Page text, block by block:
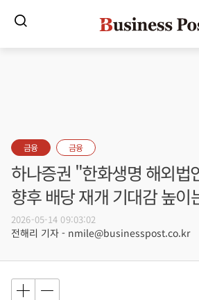
금융 금융
하나증권 "한화생명 해외법
향후 배당 재개 기대감 높이
2026-05-14 09:03:02
전해리 기자 - nmile@businesspost.co.kr